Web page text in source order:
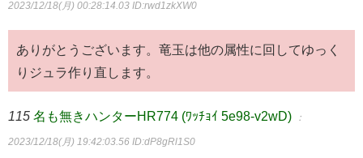
2023/12/18(月) 00:28:14.03 ID:rwd1zkXW0
ありがとうございます。竜玉は他の属性に回してゆっく
りジュラ作り直します。
115 名も無きハンターHR774 (ﾜｯﾁｮｲ 5e98-v2wD) ：
2023/12/18(月) 19:42:03.56 ID:dP8gRl1S0